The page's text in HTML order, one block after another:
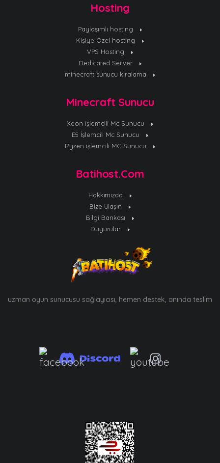
Hosting
Paylaşımlı hosting
Kişiye Özel hosting
VPS Hosting
Dedicated Server
minecraft sunucu kiralama
Minecraft Sunucu
Xeon işlemcili Mc Sunucu
E5 İşlemcili Mc Sunucu
Ryzen işlemcili MC Sunucu
Batihost.Com
Hakkımızda
Bize Ulaşın
Bilgi Bankası
Duyurular
uzman oyun sunucusu sağlayıcısı, hemen destek, anında teslim